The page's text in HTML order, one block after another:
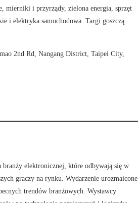
mierniki i przyrządy, zielona energia, sprzęt
i elektryka samochodowa. Targi goszczą
2nd Rd, Nangang District, Taipei City,
elektronicznej, które odbywają się w
graczy na rynku. Wydarzenie urozmaicone
trendów branżowych. Wystawcy